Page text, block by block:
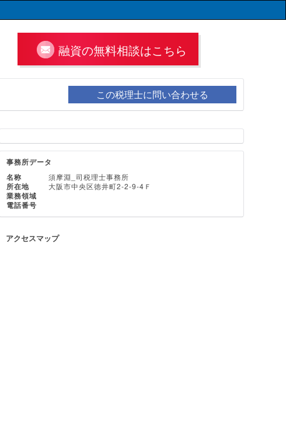
融資の無料相談はこちら
この税理士に問い合わせる
事務所データ
名称
須摩淵_司税理士事務所
所在地 大阪市中央区徳井町2-2-9-4Ｆ
業務領域
電話番号
アクセスマップ